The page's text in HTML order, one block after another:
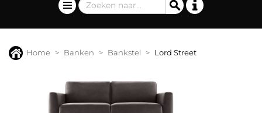
Home Banken Bankstel Lord Street